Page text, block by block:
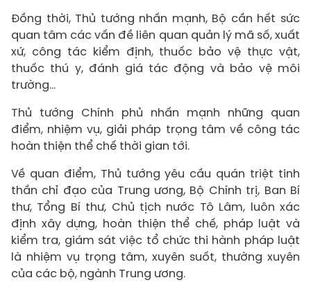
Đồng thời, Thủ tướng nhấn mạnh, Bộ cần hết sức
quan tâm các vấn đề liên quan quản lý mã số, xuất
xứ, công tác kiểm định, thuốc bảo vệ thực vật,
thuốc thú y, đánh giá tác động và bảo vệ môi
trường…
Thủ tướng Chính phủ nhấn mạnh những quan
điểm, nhiệm vụ, giải pháp trọng tâm về công tác
hoàn thiện thể chế thời gian tới.
Về quan điểm, Thủ tướng yêu cầu quán triệt tinh
thần chỉ đạo của Trung ương, Bộ Chính trị, Ban Bí
thư, Tổng Bí thư, Chủ tịch nước Tô Lâm, luôn xác
định xây dựng, hoàn thiện thể chế, pháp luật và
kiểm tra, giám sát việc tổ chức thi hành pháp luật
là nhiệm vụ trọng tâm, xuyên suốt, thường xuyên
của các bộ, ngành Trung ương.